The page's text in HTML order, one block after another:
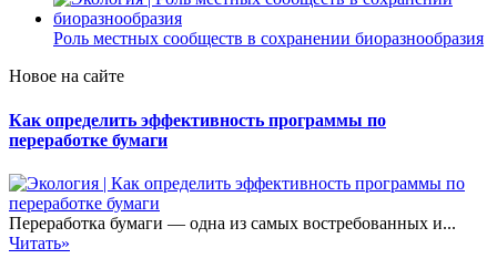
Роль местных сообществ в сохранении биоразнообразия
Новое на сайте
Как определить эффективность программы по
переработке бумаги
Переработка бумаги — одна из самых востребованных и...
Читать»